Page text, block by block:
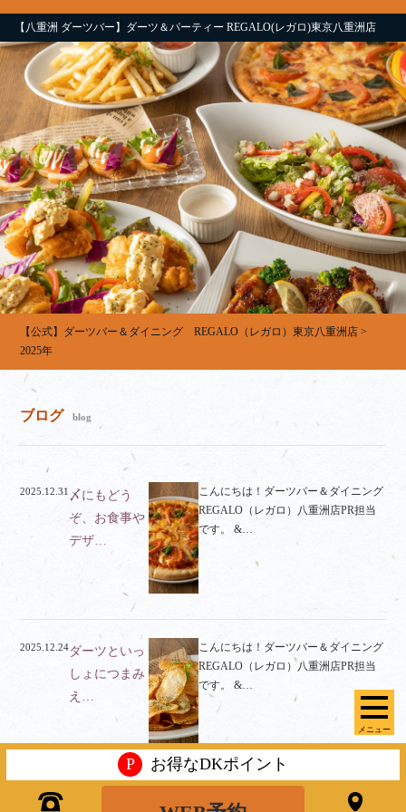
【八重洲 ダーツバー】ダーツ＆パーティー REGALO(レガロ)東京八重洲店
メニュー
【公式】ダーツバー＆ダイニング REGALO（レガロ）東京八重洲店 >
2025年
ブログ blog
2025.12.31 〆にもどう
ぞ、お食事や
デザ…
こんにちは！ダーツバー＆ダイニング
REGALO（レガロ）八重洲店PR担当
です。 &…
2025.12.24ダーツといっ
しょにつまみ
え…
こんにちは！ダーツバー＆ダイニング
REGALO（レガロ）八重洲店PR担当
です。 &…
2025.12.17 こんにちは！ダーツバー＆ダイニング
P お得なDKポイント